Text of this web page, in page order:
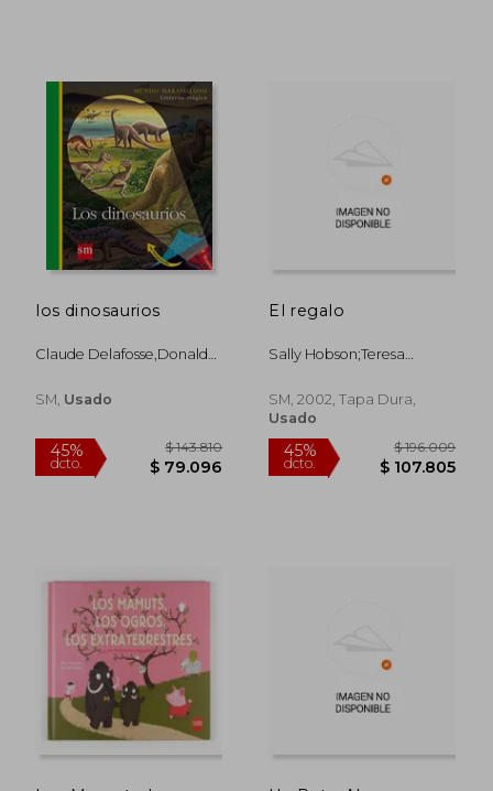
dcto. dcto.
los dinosaurios
Claude Delafosse,donald
Mora
SM, Usado
El regalo
Sally Hobson;Teresa
SM, 2002, Tapa Dura,
Usado